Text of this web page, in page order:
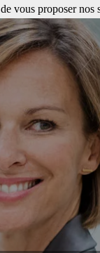
vous proposer